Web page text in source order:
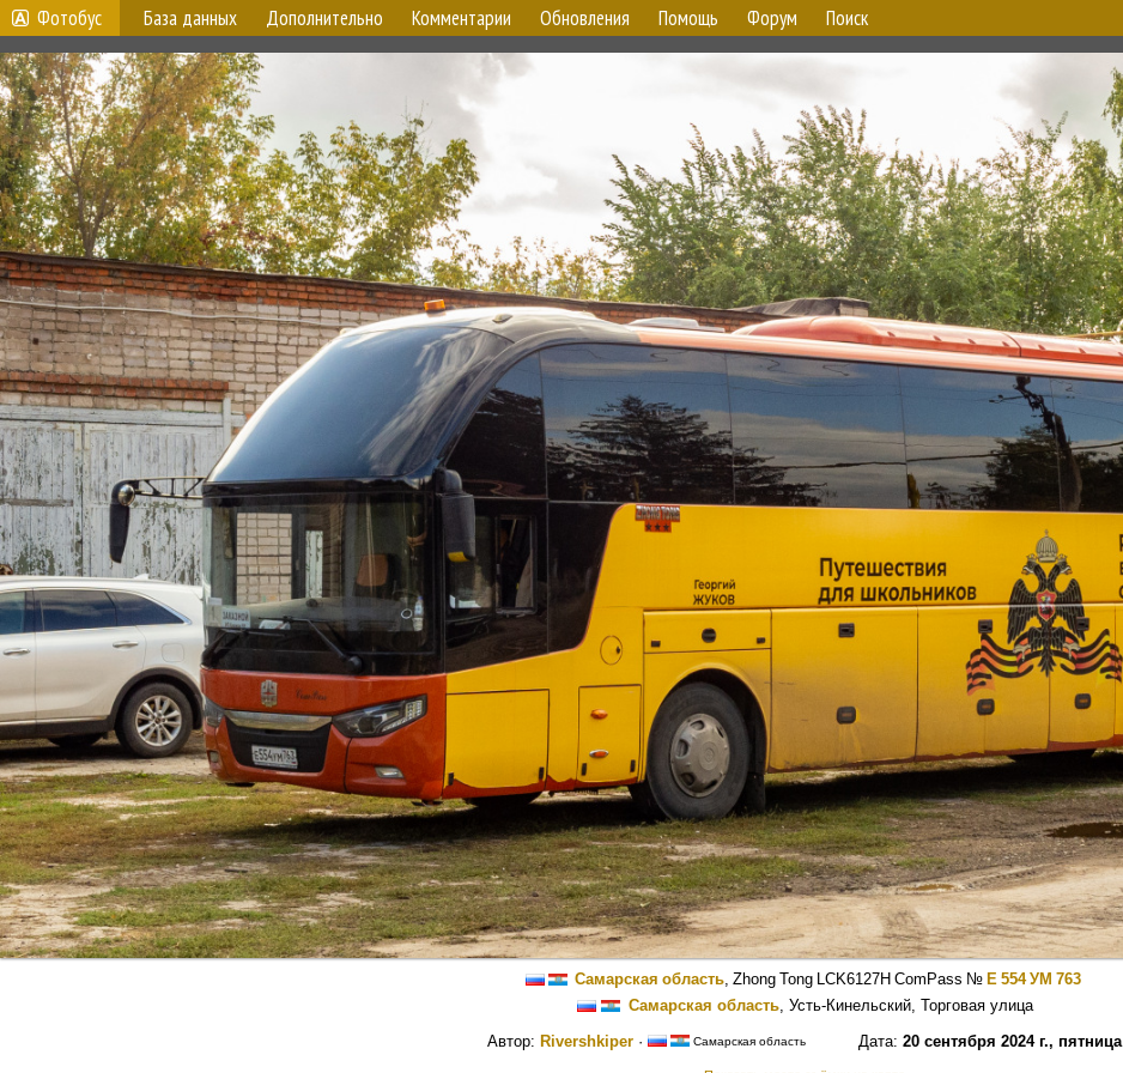
Фотобус База данных Дополнительно Комментарии Обновления Помощь Форум Поиск
Самарская область, Zhong Tong LCK6127H ComPass № Е 554 УМ 763
Самарская область, Усть-Кинельский, Торговая улица
Автор: Rivershkiper · Самарская область Дата: 20 сентября 2024 г., пятница